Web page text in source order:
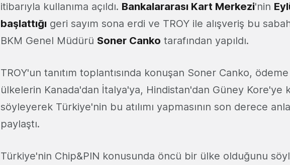
itibarıyla kullanıma açıldı. Bankalararası Kart Merkezi'nin
başlattığı geri sayım sona erdi ve TROY ile alışveriş bu
BKM Genel Müdürü Soner Canko tarafından yapıldı.
TROY'un tanıtım toplantısında konuşan Soner Canko,
ülkelerin Kanada'dan İtalya'ya, Hindistan'dan Güney Kore'ye
söyleyerek Türkiye'nin bu atılımı yapmasının son derece
paylaştı.
Türkiye'nin Chip&PIN konusunda öncü bir ülke olduğunu